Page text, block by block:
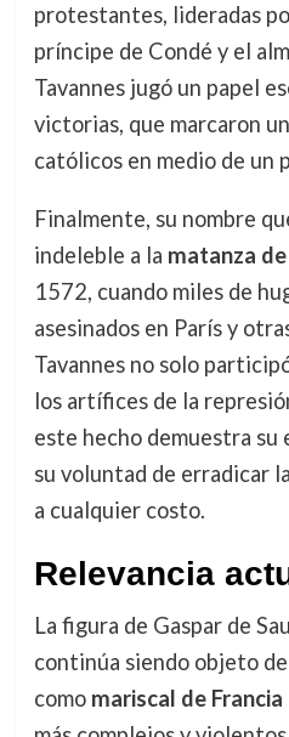
protestantes, lideradas
príncipe de Condé y el
Tavannes jugó un papel
victorias, que marcaron
católicos en medio de un
Finalmente, su nombre
indeleble a la matanza
1572, cuando miles de
asesinados en París y
Tavannes no solo
los artífices de la
este hecho demuestra
su voluntad de erradicar
a cualquier costo.
Relevancia
La figura de Gaspar de
continúa siendo objeto
como mariscal de Francia